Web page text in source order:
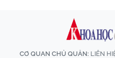
CƠ QUAN CHỦ QUẢN: LIÊN